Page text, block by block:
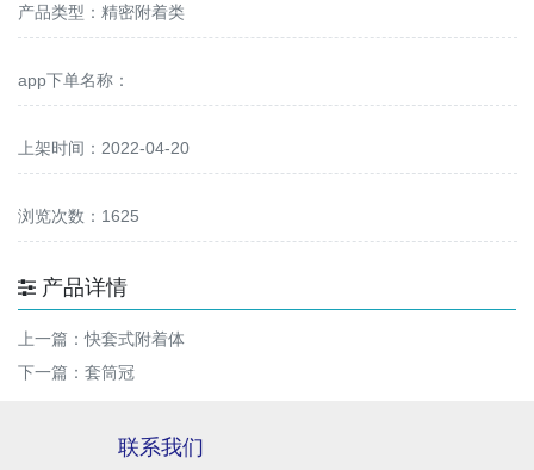
产品类型：精密附着类
app下单名称：
上架时间：2022-04-20
浏览次数：1625
产品详情
上一篇：快套式附着体
下一篇： 套筒冠
联系我们